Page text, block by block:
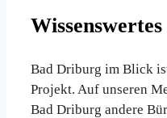
Wissenswertes
Bad Driburg im Blick
Projekt. Auf unseren
Bad Driburg andere